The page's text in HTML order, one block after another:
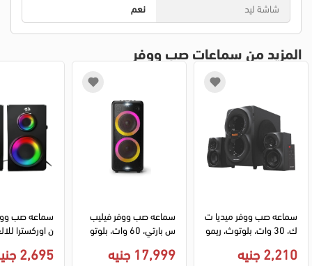
شاشة ليد
نعم
المزيد من سماعات صب ووفر
سماعه صب ووفر ميديا ت
ك، 30 وات، بلوتوث، ريمو
2,210 جنيه
سماعه صب ووفر فيليب
س بارتي، 60 وات، بلوتو
يد، 2 مكبر صوت عالي التر
17,999 جنيه
سماعه صب
طعتين، أسود، GS811
2,695 جنيه